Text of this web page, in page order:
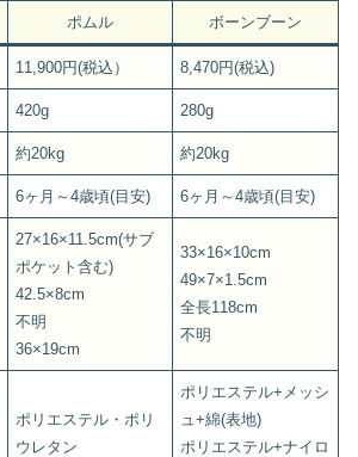
ポムル ボーンブーン
11,900円(税込） 8,470円(税込)
420g 280g
約20kg 約20kg
6ヶ月～4歳頃(目安) 6ヶ月～4歳頃(目安)
27×16×11.5cm(サブ
ポケット含む)
42.5×8cm
不明
36×19cm
33×16×10cm
49×7×1.5cm
全長118cm
不明
ポリエステル・ポリ
ウレタン
ポリエステル+メッシ
ュ+綿(表地)
ポリエステル+ナイロ